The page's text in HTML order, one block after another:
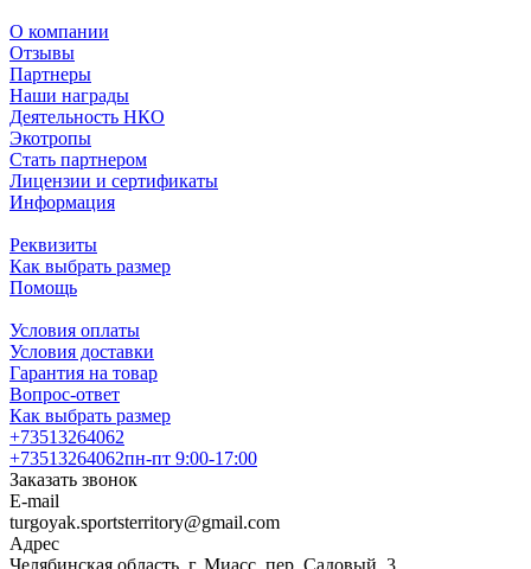
О компании
Отзывы
Партнеры
Наши награды
Деятельность НКО
Экотропы
Стать партнером
Лицензии и сертификаты
Информация
Реквизиты
Как выбрать размер
Помощь
Условия оплаты
Условия доставки
Гарантия на товар
Вопрос-ответ
Как выбрать размер
+73513264062
+73513264062пн-пт 9:00-17:00
Заказать звонок
E-mail
turgoyak.sportsterritory@gmail.com
Адрес
Челябинская область, г. Миасс, пер. Садовый, 3,